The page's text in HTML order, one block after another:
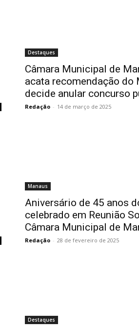
Destaques
Câmara Municipal de
acata recomendação do
decide anular concurso
Redação - 14 de março de 2025
Manaus
Aniversário de 45 anos
celebrado em Reunião
Câmara Municipal de
Redação - 28 de fevereiro de 2025
Destaques